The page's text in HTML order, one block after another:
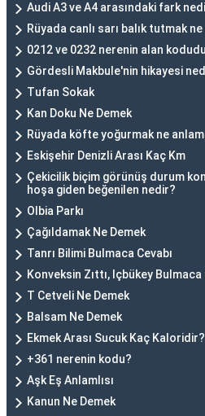
Audi A3 ve A4 arasındaki fark
Rüyada canlı sarı balık tutmak
0212 ve 0232 nerenin alan
Gördesli Makbule'nin hikayesi
Tufan Sokak
Kan Doku Ne Demek
Rüyada köfte yoğurmak ne
Eskişehir Denizli Arası Kaç Km
Çekicilik biçim görünüş durum
hoşa giden beğenilen nedir?
Olbia Parkı
Çağıldamak Ne Demek
Tanrı Bilimi Bulmaca Cevabı
Konveksin Zıttı, Içbükey Bulmaca
T Cetveli Ne Demek
Balsam Ne Demek
Ekmek Arası Sucuk Kaç Kaloridir?
+361 nerenin kodu?
Aşk Eş Anlamlısı
Kanun Ne Demek